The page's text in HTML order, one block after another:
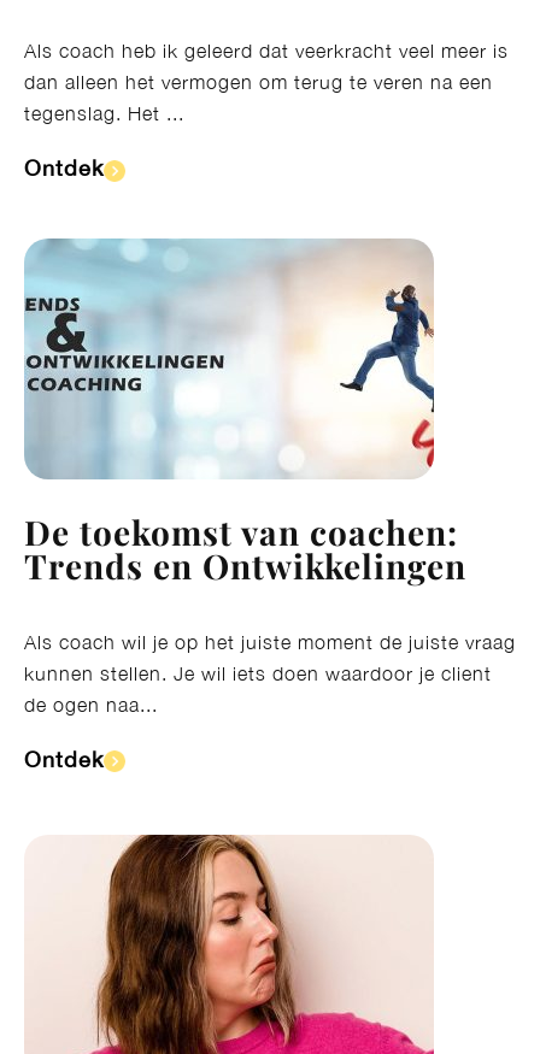
Als coach heb ik geleerd dat veerkracht veel meer is
dan alleen het vermogen om terug te veren na een
tegenslag. Het ...
Ontdek​
De toekomst van coachen:
Trends en Ontwikkelingen
Als coach wil je op het juiste moment de juiste vraag
kunnen stellen. Je wil iets doen waardoor je client
de ogen naa...
Ontdek​